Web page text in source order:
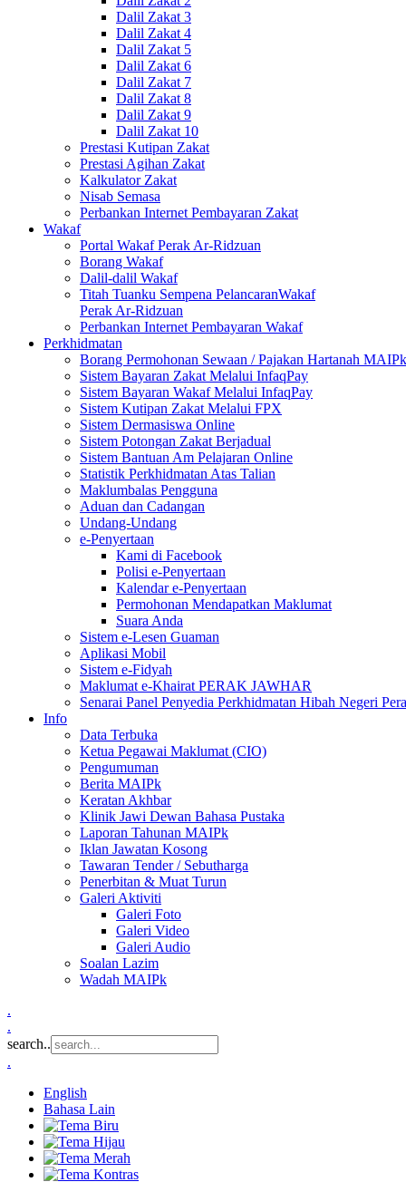
Dalil Zakat 3
Dalil Zakat 4
Dalil Zakat 5
Dalil Zakat 6
Dalil Zakat 7
Dalil Zakat 8
Dalil Zakat 9
Dalil Zakat 10
Prestasi Kutipan Zakat
Prestasi Agihan Zakat
Kalkulator Zakat
Nisab Semasa
Perbankan Internet Pembayaran Zakat
Wakaf
Portal Wakaf Perak Ar-Ridzuan
Borang Wakaf
Dalil-dalil Wakaf
Titah Tuanku Sempena PelancaranWakaf
Perak Ar-Ridzuan
Perbankan Internet Pembayaran Wakaf
Perkhidmatan
Borang Permohonan Sewaan / Pajakan Hartanah MAIPk
Sistem Bayaran Zakat Melalui InfaqPay
Sistem Bayaran Wakaf Melalui InfaqPay
Sistem Kutipan Zakat Melalui FPX
Sistem Dermasiswa Online
Sistem Potongan Zakat Berjadual
Sistem Bantuan Am Pelajaran Online
Statistik Perkhidmatan Atas Talian
Maklumbalas Pengguna
Aduan dan Cadangan
Undang-Undang
e-Penyertaan
Kami di Facebook
Polisi e-Penyertaan
Kalendar e-Penyertaan
Permohonan Mendapatkan Maklumat
Suara Anda
Sistem e-Lesen Guaman
Aplikasi Mobil
Sistem e-Fidyah
Maklumat e-Khairat PERAK JAWHAR
Senarai Panel Penyedia Perkhidmatan Hibah Negeri
Info
Data Terbuka
Ketua Pegawai Maklumat (CIO)
Pengumuman
Berita MAIPk
Keratan Akhbar
Klinik Jawi Dewan Bahasa Pustaka
Laporan Tahunan MAIPk
Iklan Jawatan Kosong
Tawaran Tender / Sebutharga
Penerbitan & Muat Turun
Galeri Aktiviti
Galeri Foto
Galeri Video
Galeri Audio
Soalan Lazim
Wadah MAIPk
.
.
search..
.
English
Bahasa Lain